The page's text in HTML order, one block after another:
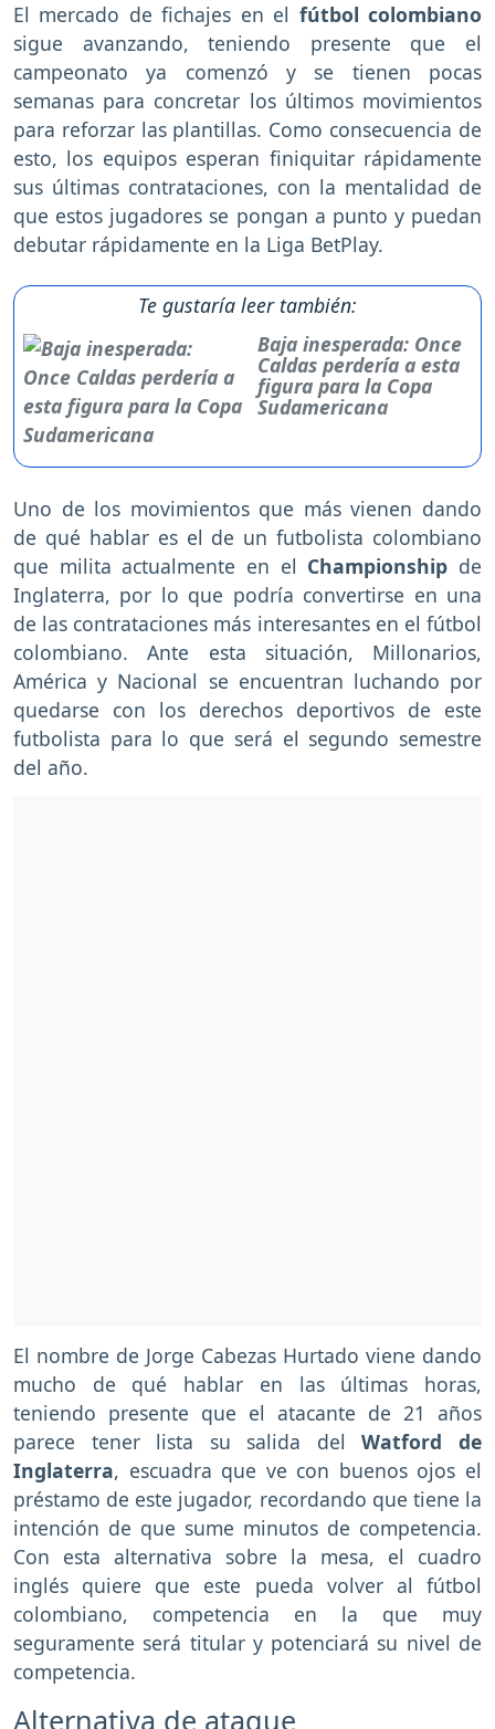
El mercado de fichajes en el fútbol colombiano
sigue avanzando, teniendo presente que el
campeonato ya comenzó y se tienen pocas
semanas para concretar los últimos movimientos
para reforzar las plantillas. Como consecuencia de
esto, los equipos esperan finiquitar rápidamente
sus últimas contrataciones, con la mentalidad de
que estos jugadores se pongan a punto y puedan
debutar rápidamente en la Liga BetPlay.
Te gustaría leer también:
Baja inesperada: Once
Caldas perdería a esta
figura para la Copa
Sudamericana
Uno de los movimientos que más vienen dando
de qué hablar es el de un futbolista colombiano
que milita actualmente en el Championship de
Inglaterra, por lo que podría convertirse en una
de las contrataciones más interesantes en el fútbol
colombiano. Ante esta situación, Millonarios,
América y Nacional se encuentran luchando por
quedarse con los derechos deportivos de este
futbolista para lo que será el segundo semestre
del año.
El nombre de Jorge Cabezas Hurtado viene dando
mucho de qué hablar en las últimas horas,
teniendo presente que el atacante de 21 años
parece tener lista su salida delWatford de
Inglaterra, escuadra que ve con buenos ojos el
préstamo de este jugador, recordando que tiene la
intención de que sume minutos de competencia.
Con esta alternativa sobre la mesa, el cuadro
inglés quiere que este pueda volver al fútbol
colombiano, competencia en la que muy
seguramente será titular y potenciará su nivel de
competencia.
Alternativa de ataque